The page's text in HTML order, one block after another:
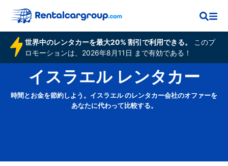
世界中のレンタカーを最大20% 割引で利用できる。
このプ
ロモーションは、2026年8月11日 まで有効である！
イスラエル レンタカー
時間とお金を節約しよう。イスラエル のレンタカー会社のオファーを
あなたに代わって比較する。